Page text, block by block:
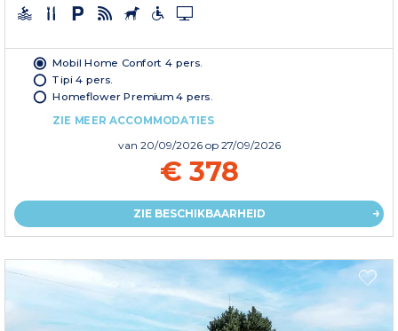
Mobil Home Confort 4 pers.
Tipi 4 pers.
Homeflower Premium 4 pers.
ZIE MEER ACCOMMODATIES
van 20/09/2026 op 27/09/2026
€ 378
ZIE BESCHIKBAARHEID